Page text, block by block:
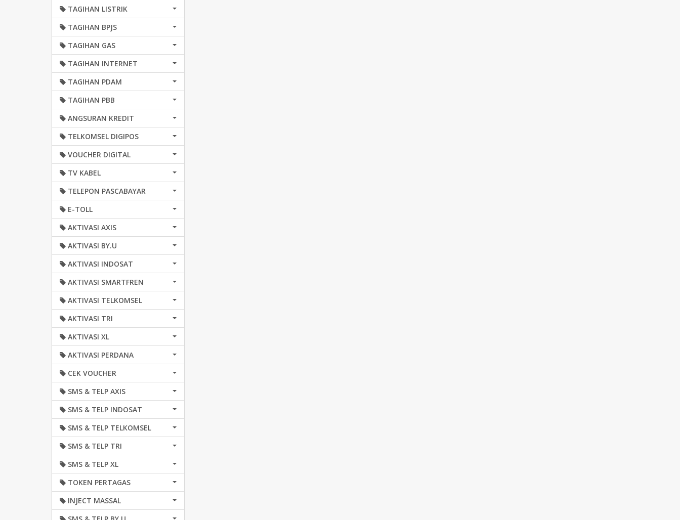
TAGIHAN LISTRIK
TAGIHAN BPJS
TAGIHAN GAS
TAGIHAN INTERNET
TAGIHAN PDAM
TAGIHAN PBB
ANGSURAN KREDIT
TELKOMSEL DIGIPOS
VOUCHER DIGITAL
TV KABEL
TELEPON PASCABAYAR
E-TOLL
AKTIVASI AXIS
AKTIVASI BY.U
AKTIVASI INDOSAT
AKTIVASI SMARTFREN
AKTIVASI TELKOMSEL
AKTIVASI TRI
AKTIVASI XL
AKTIVASI PERDANA
CEK VOUCHER
SMS & TELP AXIS
SMS & TELP INDOSAT
SMS & TELP TELKOMSEL
SMS & TELP TRI
SMS & TELP XL
TOKEN PERTAGAS
INJECT MASSAL